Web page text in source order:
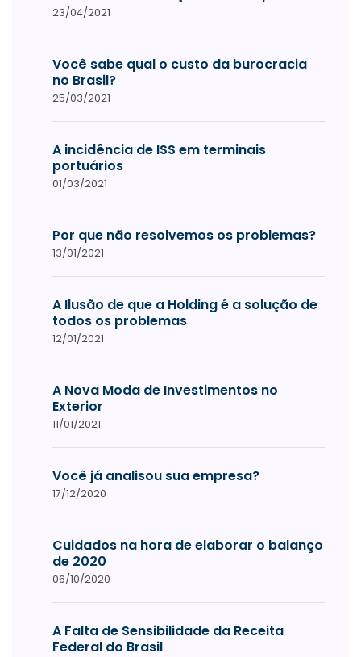
23/04/2021
Você sabe qual o custo da burocracia
no Brasil?
25/03/2021
A incidência de ISS em terminais
portuários
01/03/2021
Por que não resolvemos os problemas?
13/01/2021
A Ilusão de que a Holding é a solução de
todos os problemas
12/01/2021
A Nova Moda de Investimentos no
Exterior
11/01/2021
Você já analisou sua empresa?
17/12/2020
Cuidados na hora de elaborar o balanço
de 2020
06/10/2020
A Falta de Sensibilidade da Receita
Federal do Brasil